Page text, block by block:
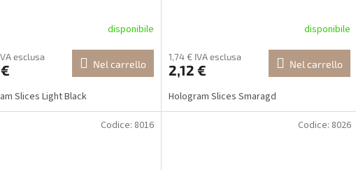
disponibile
esclusa
Nel carrello
Slices Light Black
disponibile
1,74 € IVA esclusa
2,12 € Nel carrello
Hologram Slices Smaragd
Codice: 8016 Codice: 8026